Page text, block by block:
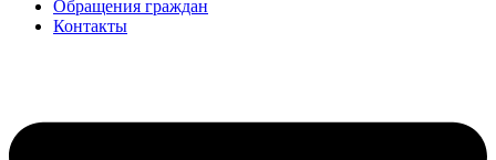
Обращения граждан
Контакты